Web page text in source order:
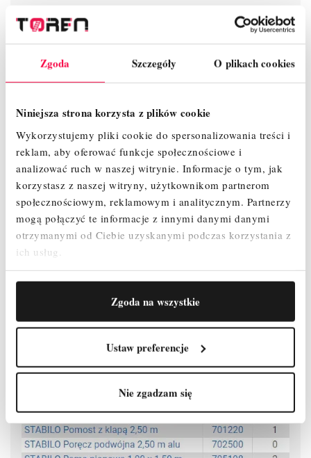
Zgoda Szczegóły O plikach cookies
Niniejsza strona korzysta z plików cookie
Wykorzystujemy pliki cookie do spersonalizowania treści i
reklam, aby oferować funkcje społecznościowe i
analizować ruch w naszej witrynie. Informacje o tym, jak
korzystasz z naszej witryny, użytkownikom partnerom
społecznościowym, reklamowym i analitycznym. Partnerzy
mogą połączyć te informacje z innymi danymi danymi
otrzymanymi od Ciebie uzyskanymi podczas korzystania z
ich usług.
Zgoda na wszystkie
Ustaw preferencje
Nie zgadzam się
Łatwy montaż podpory z bezstopniową regulacją oraz teleskopową
stopą (zakres regulacji do 230 mm) zapewniające dodatkową
stabilizację i bezpieczne użytkowanie.
Mocowanie poręczy 6-punktowe zapewnia maksymalną stabilność na
wysokości.
Unikalny, samoblokujący system połączeń zaciskowych KRAUSE
umożliwia łatwy, szybki i bezpieczny montaż i demontaż.
Nowoczesny i innowacyjny kształt stężeń ukośnych zapewnia
maksymalną przestrzeń użytkową na pomoście.
Maksymalna odległość pomiędzy kolejnymi pomostami wynosi 2 m
zapewniając przy tym szybki i beznarzędziowy montaż.
Rolki jezdne z regulacją wysokości (Ø 200 mm) umożliwiają
użytkowanie na nierównym podłożu (zakres regulacji: 300 - 580 mm).